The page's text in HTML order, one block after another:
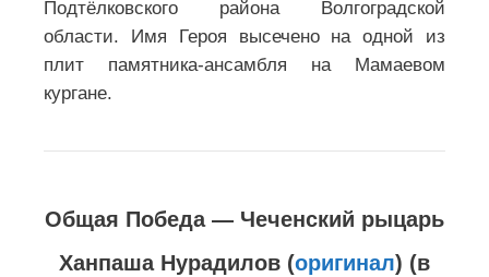
Подтёлковского района Волгоградской
области. Имя Героя высечено на одной из
плит памятника-ансамбля на Мамаевом
кургане.
Общая Победа — Чеченский рыцарь
Ханпаша Нурадилов (оригинал) (в